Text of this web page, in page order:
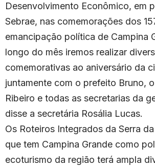
Desenvolvimento Econômico, em
Sebrae, nas comemorações dos
emancipação política de Campina
longo do mês iremos realizar
comemorativas ao aniversário da
juntamente com o prefeito Bruno,
Ribeiro e todas as secretarias da
disse a secretária Rosália Lucas.
Os Roteiros Integrados da Serra
que tem Campina Grande como
ecoturismo da região terá ampla